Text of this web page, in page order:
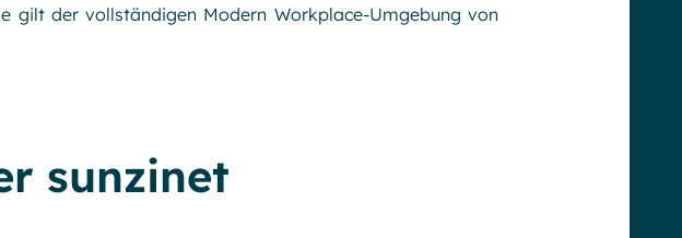
gilt der vollständigen Modern Workplace-Umgebung von
sunzinet